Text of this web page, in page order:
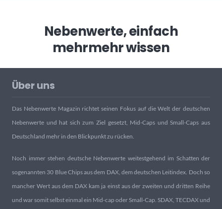
Nebenwerte, einfach
mehrmehr wissen
Über uns
Das Nebenwerte Magazin richtet seinen Fokus auf die Welt der deutschen
Nebenwerte und hat sich zum Ziel gesetzt, Mid-Caps und Small-Caps aus
Deutschland mehr in den Blickpunkt zu rücken.
Noch immer stehen deutsche Nebenwerte weitestgehend im Schatten der
sogenannten 30 Blue Chips aus dem DAX, dem deutschen Leitindex. Doch so
mancher Wert aus dem DAX kam ja einst aus der zweiten und dritten Reihe
und war somit selbst einmal ein Mid-cap oder Small-Cap. SDAX, TECDAX und